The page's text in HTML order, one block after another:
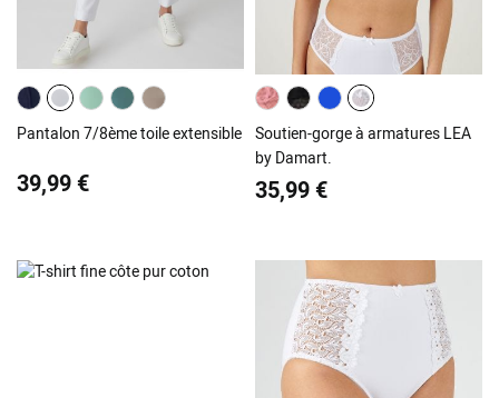
Pantalon 7/8ème toile extensible
39,99 €
Soutien-gorge à armatures LEA
by Damart.
35,99 €